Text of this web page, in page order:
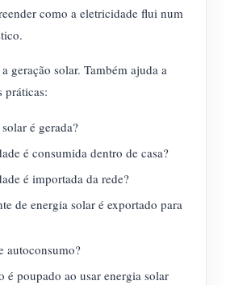
como a eletricidade flui num
geração solar. Também ajuda a
práticas:
é gerada?
é consumida dentro de casa?
é importada da rede?
de energia solar é exportado para
autoconsumo?
é poupado ao usar energia solar